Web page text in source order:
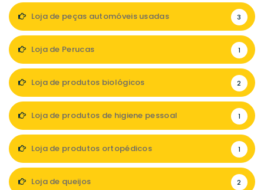
Loja de peças automóveis usadas 3
Loja de Perucas 1
Loja de produtos biológicos 2
Loja de produtos de higiene pessoal 1
Loja de produtos ortopédicos 1
Loja de queijos 2